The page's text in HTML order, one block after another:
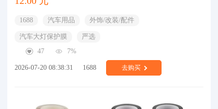
1688 汽车用品 外饰/改装/配件
汽车大灯保护膜
严选
47
7%
2026-07-20 08:38:31 1688 去购买